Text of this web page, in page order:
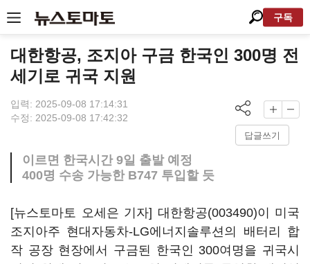
구독
대한항공, 조지아 구금 한국인 300명 전
세기로 귀국 지원
입력: 2025-09-08 17:14:31
수정: 2025-09-08 17:42:32
답글쓰기
이르면 한국시간 9일 출발 예정
400명 수송 가능한 B747 투입할 듯
[뉴스토마토 오세은 기자] 대한항공(003490)이 미국
조지아주 현대자동차-LG에너지솔루션의 배터리 합
작 공장 현장에서 구금된 한국인 300여명을 귀국시